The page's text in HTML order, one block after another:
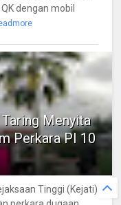
dengan mobil
Menyita
Perkara PI 10
Tinggi (Kejati)